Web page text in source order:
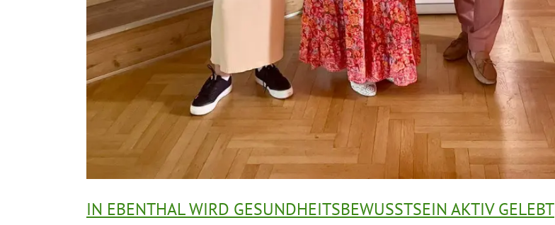
IN EBENTHAL WIRD GESUNDHEITSBEWUSSTSEIN AKTIV GELEBT